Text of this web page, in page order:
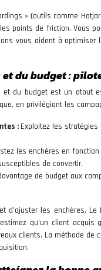
» (outils comme
points de friction. Vous
vous aident à
du budget :
du budget est un atout
en privilégiant les
: Exploitez les stratégies
les enchères en
de convertir.
de budget aux
d’ajuster les enchères.
qu’un client acquis
clients. La méthode